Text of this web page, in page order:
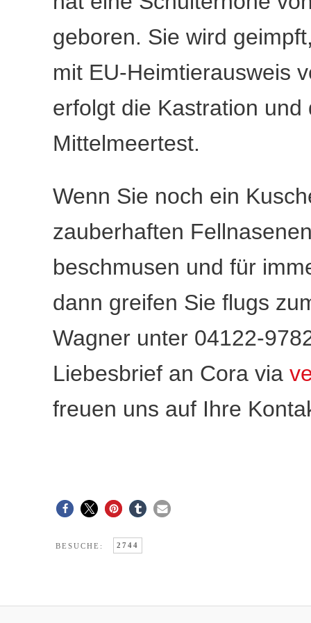
geboren. Sie wird
mit EU-Heimtierausweis
erfolgt die Kastration
Mittelmeertest.
Wenn Sie noch ein
zauberhaften
beschmusen und für
dann greifen Sie flugs
Wagner unter 04122-
Liebesbrief an Cora via
freuen uns auf Ihre
BESUCHE: 2744